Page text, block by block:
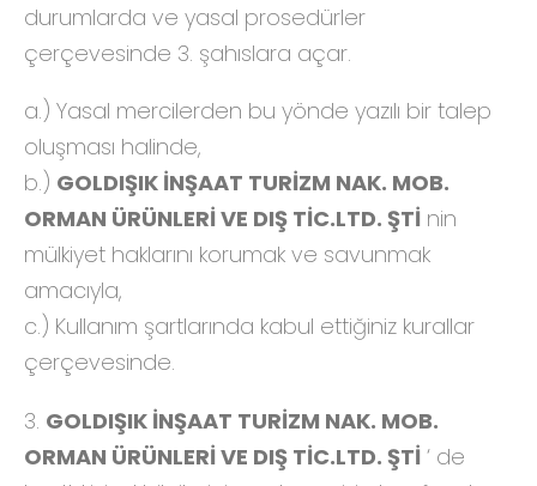
durumlarda ve yasal prosedürler
çerçevesinde 3. şahıslara açar.
a.) Yasal mercilerden bu yönde yazılı bir talep
oluşması halinde,
b.) GOLDIŞIK İNŞAAT TURİZM NAK. MOB.
ORMAN ÜRÜNLERİ VE DIŞ TİC.LTD. ŞTİ nin
mülkiyet haklarını korumak ve savunmak
amacıyla,
c.) Kullanım şartlarında kabul ettiğiniz kurallar
çerçevesinde.
3. GOLDIŞIK İNŞAAT TURİZM NAK. MOB.
ORMAN ÜRÜNLERİ VE DIŞ TİC.LTD. ŞTİ ‘ de